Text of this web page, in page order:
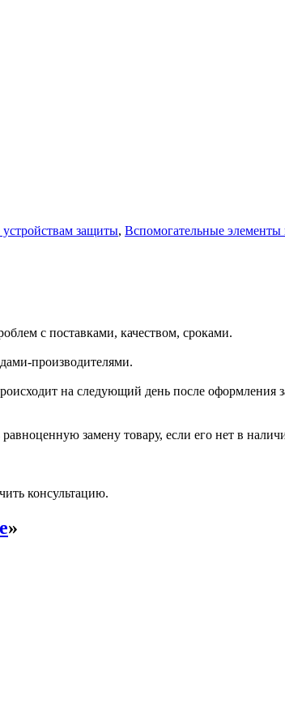
защиты, Вспомогательные элементы
с поставками, качеством, сроками.
производителями.
на следующий день после оформления
замену товару, если его нет в
консультацию.
»